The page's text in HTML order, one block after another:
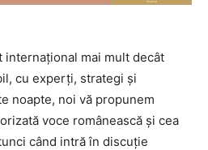
mai mult decât
cu experți, strategi și
noapte, noi vă propunem
voce românească și cea
când intră în discuție